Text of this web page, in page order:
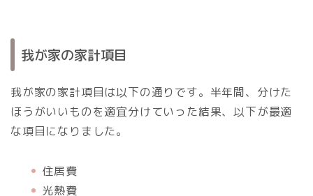
我が家の家計項目
我が家の家計項目は以下の通りです。半年間、分けた
ほうがいいものを適宜分けていった結果、以下が最適
な項目になりました。
住居費
光熱費